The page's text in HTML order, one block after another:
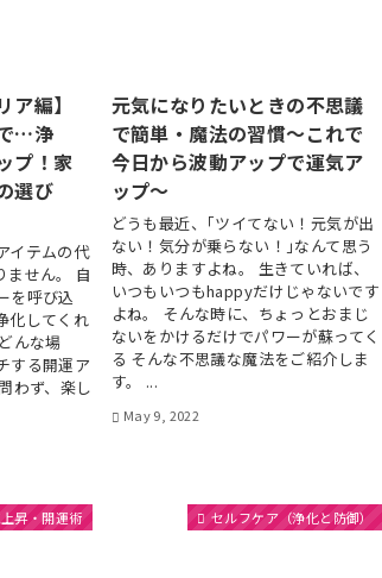
ア編】
…浄
プ！家
選び
イテムの代
ません。 自
を呼び込
化してくれ
んな場
する開運ア
わず、楽し
元気になりたいときの不思議
で簡単・魔法の習慣～これで
今日から波動アップで運気ア
ップ～
どうも最近、｢ツイてない！元気が出
ない！気分が乗らない！｣なんて思う
時、ありますよね。 生きていれば、
いつもいつもhappyだけじゃないです
よね。 そんな時に、ちょっとおまじ
ないをかけるだけでパワーが蘇ってく
る そんな不思議な魔法をご紹介しま
す。 ...
May 9, 2022
昇・開運術 セルフケア（浄化と防御）